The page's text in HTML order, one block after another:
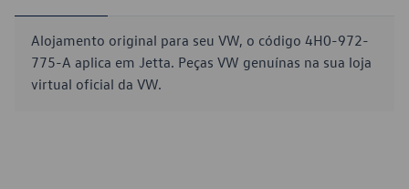
Alojamento original para seu VW, o código 4H0-972-
775-A aplica em Jetta. Peças VW genuínas na sua loja
virtual oficial da VW.